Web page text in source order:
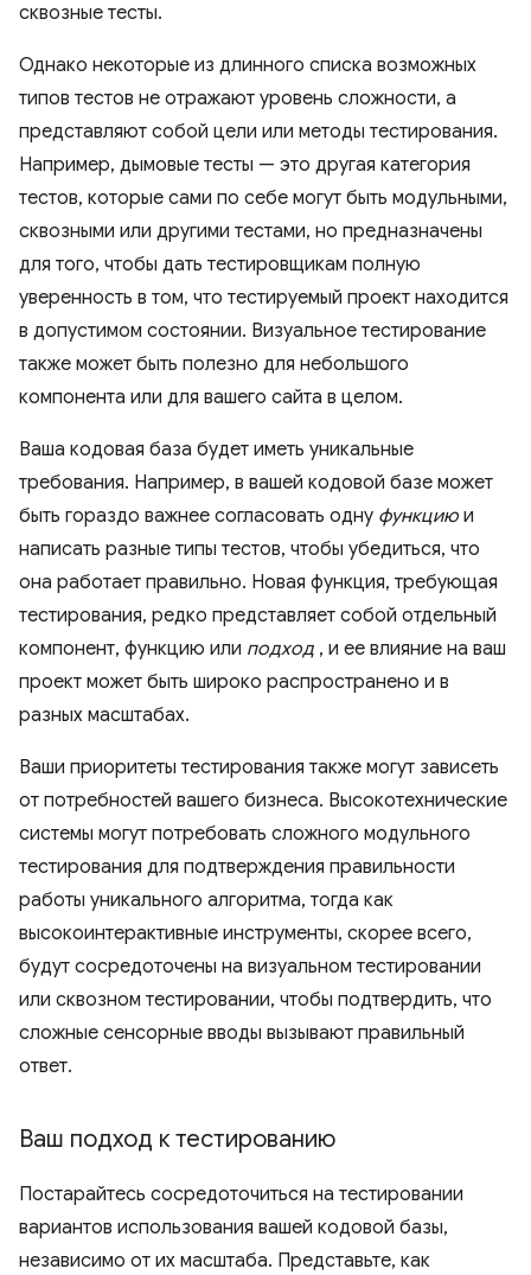
сквозные тесты.
Однако некоторые из длинного списка возможных
типов тестов не отражают уровень сложности, а
представляют собой цели или методы тестирования.
Например, дымовые тесты — это другая категория
тестов, которые сами по себе могут быть модульными,
сквозными или другими тестами, но предназначены
для того, чтобы дать тестировщикам полную
уверенность в том, что тестируемый проект находится
в допустимом состоянии. Визуальное тестирование
также может быть полезно для небольшого
компонента или для вашего сайта в целом.
Ваша кодовая база будет иметь уникальные
требования. Например, в вашей кодовой базе может
быть гораздо важнее согласовать одну функциюи
написать разные типы тестов, чтобы убедиться, что
она работает правильно. Новая функция, требующая
тестирования, редко представляет собой отдельный
компонент, функцию или подход , и ее влияние на ваш
проект может быть широко распространено и в
разных масштабах.
Ваши приоритеты тестирования также могут зависеть
от потребностей вашего бизнеса. Высокотехнические
системы могут потребовать сложного модульного
тестирования для подтверждения правильности
работы уникального алгоритма, тогда как
высокоинтерактивные инструменты, скорее всего,
будут сосредоточены на визуальном тестировании
или сквозном тестировании, чтобы подтвердить, что
сложные сенсорные вводы вызывают правильный
ответ.
Ваш подход к тестированию
Постарайтесь сосредоточиться на тестировании
вариантов использования вашей кодовой базы,
независимо от их масштаба. Представьте, как